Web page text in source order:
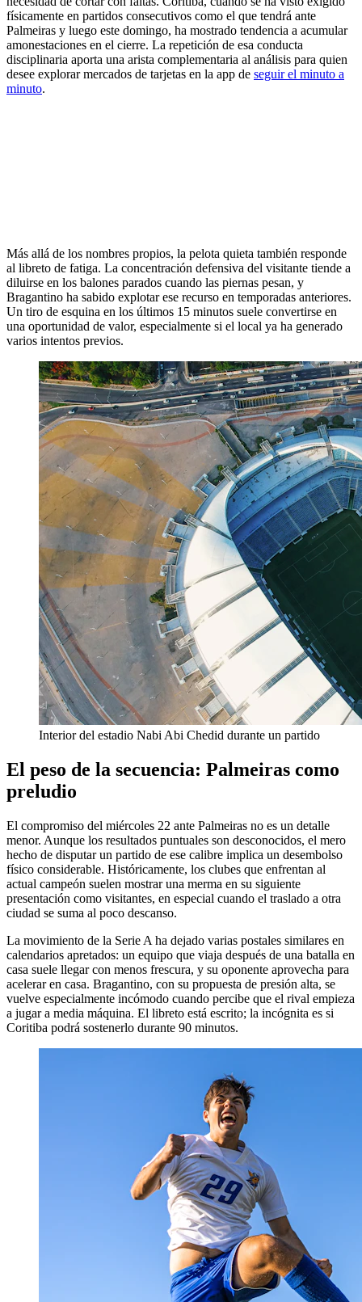
físicamente en partidos consecutivos como el que tendrá ante
Palmeiras y luego este domingo, ha mostrado tendencia a acumular
amonestaciones en el cierre. La repetición de esa conducta
disciplinaria aporta una arista complementaria al análisis para quien
desee explorar mercados de tarjetas en la app de seguir el minuto a
minuto.
Más allá de los nombres propios, la pelota quieta también responde
al libreto de fatiga. La concentración defensiva del visitante tiende a
diluirse en los balones parados cuando las piernas pesan, y
Bragantino ha sabido explotar ese recurso en temporadas anteriores.
Un tiro de esquina en los últimos 15 minutos suele convertirse en
una oportunidad de valor, especialmente si el local ya ha generado
varios intentos previos.
Interior del estadio Nabi Abi Chedid durante un partido
El peso de la secuencia: Palmeiras como
preludio
El compromiso del miércoles 22 ante Palmeiras no es un detalle
menor. Aunque los resultados puntuales son desconocidos, el mero
hecho de disputar un partido de ese calibre implica un desembolso
físico considerable. Históricamente, los clubes que enfrentan al
actual campeón suelen mostrar una merma en su siguiente
presentación como visitantes, en especial cuando el traslado a otra
ciudad se suma al poco descanso.
La movimiento de la Serie A ha dejado varias postales similares en
calendarios apretados: un equipo que viaja después de una batalla en
casa suele llegar con menos frescura, y su oponente aprovecha para
acelerar en casa. Bragantino, con su propuesta de presión alta, se
vuelve especialmente incómodo cuando percibe que el rival empieza
a jugar a media máquina. El libreto está escrito; la incógnita es si
Coritiba podrá sostenerlo durante 90 minutos.